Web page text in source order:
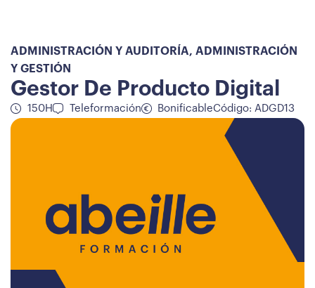
ADMINISTRACIÓN Y AUDITORÍA, ADMINISTRACIÓN
Y GESTIÓN
Gestor De Producto Digital
150H Teleformación BonificableCódigo: ADGD13